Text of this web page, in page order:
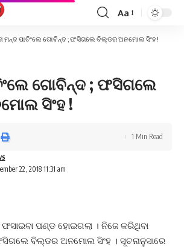
Font
Resizer
Aa
ମନ୍ଦ ପାଚିଂଲେ ଗୋବିନ୍ଦ ; ଫସିଗଲେ ବିଲ୍ଡର ଅନମୋଲ ସିଂହ !
ଗୋବିନ୍ଦ ; ଫସିଗଲେ
ସିଂହ !
22, 2018 11:31 am
1 Min Read
ପଣ୍ଡ ହୋଇଗଲା । ନିଜେ କରିଥିବା
ବିଲ୍ଡର ଅନମୋଲ ସିଂହ । ସୂଚନାନୁସାରେ